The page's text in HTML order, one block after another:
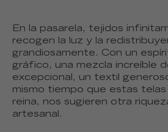
En la pasarela, tejidos
recogen la luz y la
grandiosamente. Con un
gráfico, una mezcla increíble
excepcional, un textil
mismo tiempo que estas telas
reina, nos sugieren otra
artesanal.